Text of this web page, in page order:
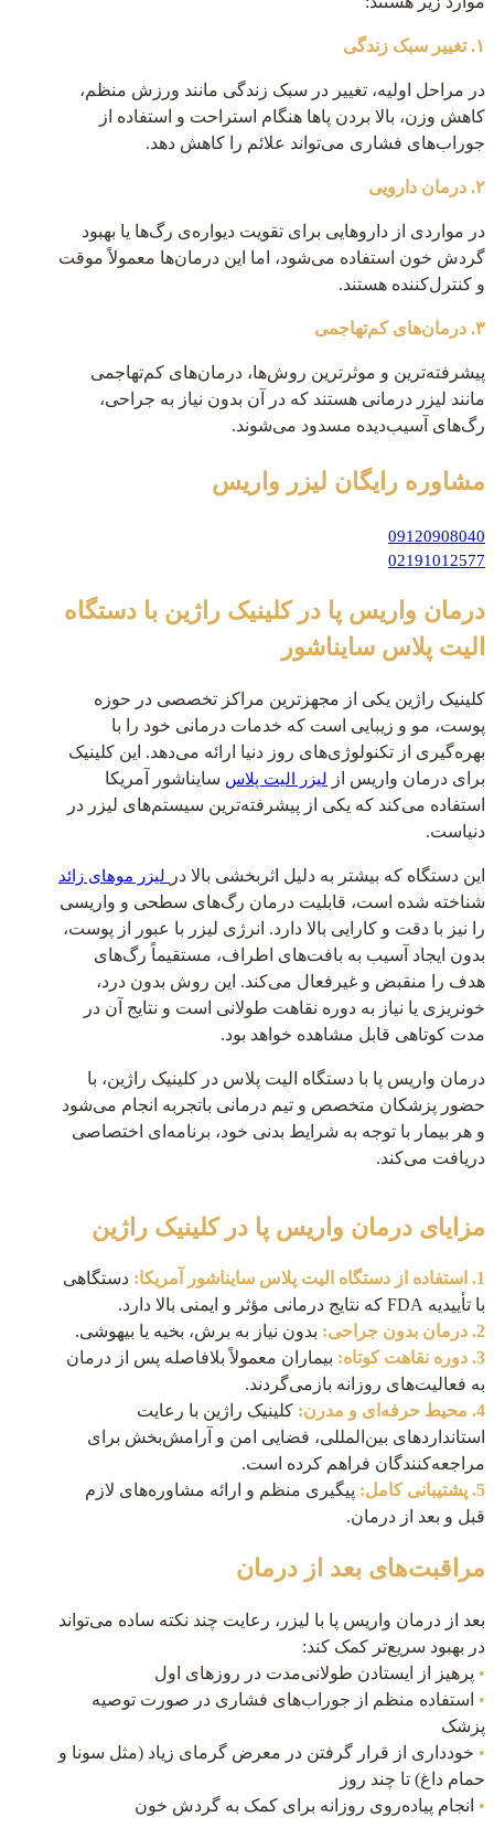
۱. تغییر سبک زندگی
در مراحل اولیه، تغییر در سبک زندگی مانند ورزش منظم،
کاهش وزن، بالا بردن پاها هنگام استراحت و استفاده از
جوراب‌های فشاری می‌تواند علائم را کاهش دهد.
۲. درمان دارویی
در مواردی از داروهایی برای تقویت دیواره‌ی رگ‌ها یا بهبود
گردش خون استفاده می‌شود، اما این درمان‌ها معمولاً موقت
و کنترل‌کننده هستند.
۳. درمان‌های کم‌تهاجمی
پیشرفته‌ترین و موثرترین روش‌ها، درمان‌های کم‌تهاجمی
مانند لیزر درمانی هستند که در آن بدون نیاز به جراحی،
رگ‌های آسیب‌دیده مسدود می‌شوند.
مشاوره رایگان لیزر واریس
09120908040
02191012577
درمان واریس پا در کلینیک راژین با دستگاه
الیت پلاس سایناشور
کلینیک راژین یکی از مجهزترین مراکز تخصصی در حوزه
پوست، مو و زیبایی است که خدمات درمانی خود را با
بهره‌گیری از تکنولوژی‌های روز دنیا ارائه می‌دهد. این کلینیک
برای درمان واریس از لیزر الیت پلاس سایناشور آمریکا
استفاده می‌کند که یکی از پیشرفته‌ترین سیستم‌های لیزر در
دنیاست.
این دستگاه که بیشتر به دلیل اثربخشی بالا در لیزر موهای زائد
شناخته شده است، قابلیت درمان رگ‌های سطحی و واریسی
را نیز با دقت و کارایی بالا دارد. انرژی لیزر با عبور از پوست،
بدون ایجاد آسیب به بافت‌های اطراف، مستقیماً رگ‌های
هدف را منقبض و غیرفعال می‌کند. این روش بدون درد،
خونریزی یا نیاز به دوره نقاهت طولانی است و نتایج آن در
مدت کوتاهی قابل مشاهده خواهد بود.
درمان واریس پا با دستگاه الیت پلاس در کلینیک راژین، با
حضور پزشکان متخصص و تیم درمانی باتجربه انجام می‌شود
و هر بیمار با توجه به شرایط بدنی خود، برنامه‌ای اختصاصی
دریافت می‌کند.
مزایای درمان واریس پا در کلینیک راژین
1. استفاده از دستگاه الیت پلاس سایناشور آمریکا:
دستگاهی
با تأییدیه FDA که نتایج درمانی مؤثر و ایمنی بالا دارد.
2. درمان بدون جراحی:
بدون نیاز به برش، بخیه یا بیهوشی.
3. دوره نقاهت کوتاه:
بیماران معمولاً بلافاصله پس از درمان
به فعالیت‌های روزانه بازمی‌گردند.
4. محیط حرفه‌ای و مدرن:
کلینیک راژین با رعایت
استانداردهای بین‌المللی، فضایی امن و آرامش‌بخش برای
مراجعه‌کنندگان فراهم کرده است.
5. پشتیبانی کامل:
پیگیری منظم و ارائه مشاوره‌های لازم
قبل و بعد از درمان.
مراقبت‌های بعد از درمان
بعد از درمان واریس پا با لیزر، رعایت چند نکته ساده می‌تواند
در بهبود سریع‌تر کمک کند:
• پرهیز از ایستادن طولانی‌مدت در روزهای اول
• استفاده منظم از جوراب‌های فشاری در صورت توصیه
پزشک
• خودداری از قرار گرفتن در معرض گرمای زیاد (مثل سونا و
حمام داغ) تا چند روز
• انجام پیاده‌روی روزانه برای کمک به گردش خون